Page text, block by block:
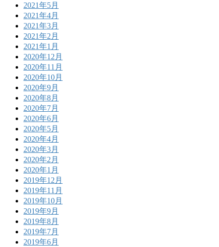
2021年5月
2021年4月
2021年3月
2021年2月
2021年1月
2020年12月
2020年11月
2020年10月
2020年9月
2020年8月
2020年7月
2020年6月
2020年5月
2020年4月
2020年3月
2020年2月
2020年1月
2019年12月
2019年11月
2019年10月
2019年9月
2019年8月
2019年7月
2019年6月